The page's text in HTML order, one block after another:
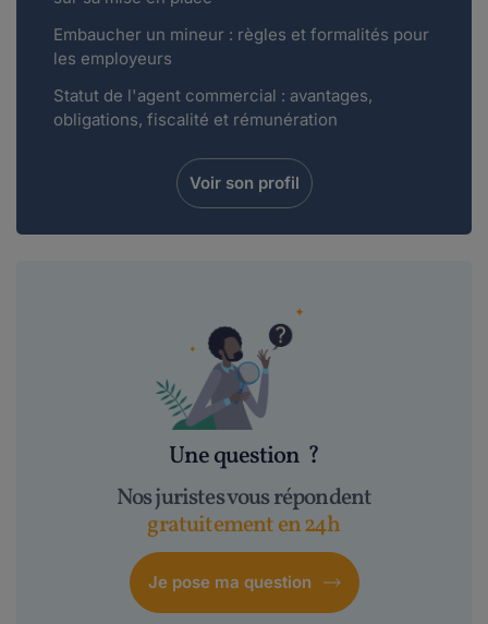
Embaucher un mineur : règles et formalités pour
les employeurs
Statut de l'agent commercial : avantages,
obligations, fiscalité et rémunération
Voir son profil
Une question ?
Nos juristes vous répondent
gratuitement en 24h
Je pose ma question